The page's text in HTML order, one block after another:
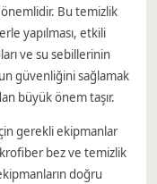
önemlidir. Bu temizlik
yapılması, etkili
ve su sebillerinin
güvenliğini sağlamak
büyük önem taşır.
gerekli ekipmanlar
bez ve temizlik
doğru